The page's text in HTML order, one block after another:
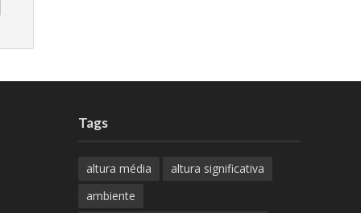
Tags
altura média
altura significativa
ambiente